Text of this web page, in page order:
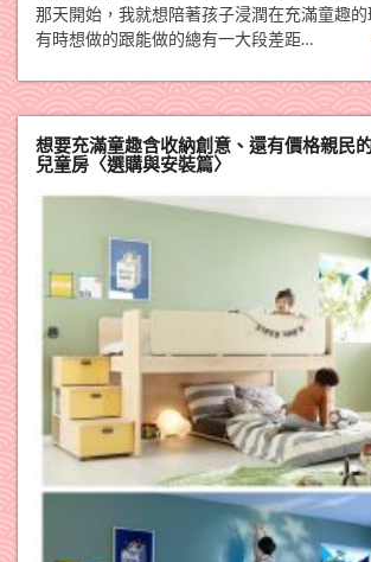
那天開始，我就想陪著孩子浸潤在充滿童趣
有時想做的跟能做的總有一大段差距…
想要充滿童趣含收納創意、還有價格親民
兒童房〈選購與安裝篇〉